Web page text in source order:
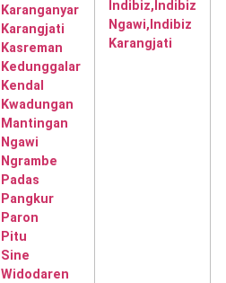
Karanganyar
Karangjati
Kasreman
Kedunggalar
Kendal
Kwadungan
Mantingan
Ngawi
Ngrambe
Padas
Pangkur
Paron
Pitu
Sine
Widodaren